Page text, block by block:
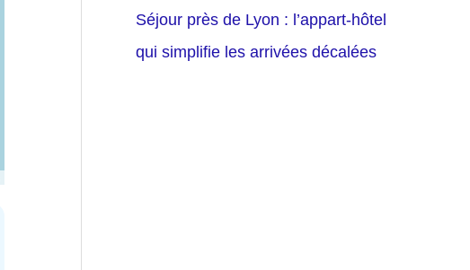
Séjour près de Lyon : l’appart-hôtel
qui simplifie les arrivées décalées